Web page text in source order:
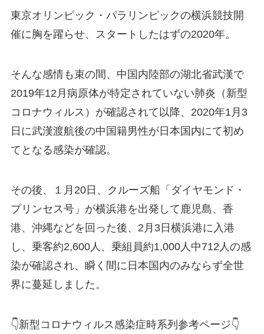
東京オリンピック・パラリンピックの横浜競技開
催に胸を躍らせ、スタートしたはずの2020年。
そんな感情も束の間、中国内陸部の湖北省武漢で
2019年12月病原体が特定されていない肺炎（新型
コロナウィルス）が確認されて以降、2020年1月3
日に武漢渡航後の中国籍男性が日本国内にて初め
てとなる感染が確認。
その後、１月20日、クルーズ船「ダイヤモンド・
プリンセス号」が横浜港を出発して鹿児島、香
港、沖縄などを回った後、2月3日横浜港に入港
し、乗客約2,600人、乗組員約1,000人中712人の感
染が確認され、瞬く間に日本国内のみならず全世
界に蔓延しました。
👇新型コロナウィルス感染症時系列参考ページ👇